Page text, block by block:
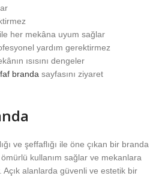
her mekâna uyum sağlar
yardım gerektirmez
ısısını dengeler
branda sayfasını ziyaret
ve şeffaflığı ile öne çıkan bir branda
kullanım sağlar ve mekanlara
Açık alanlarda güvenli ve estetik bir